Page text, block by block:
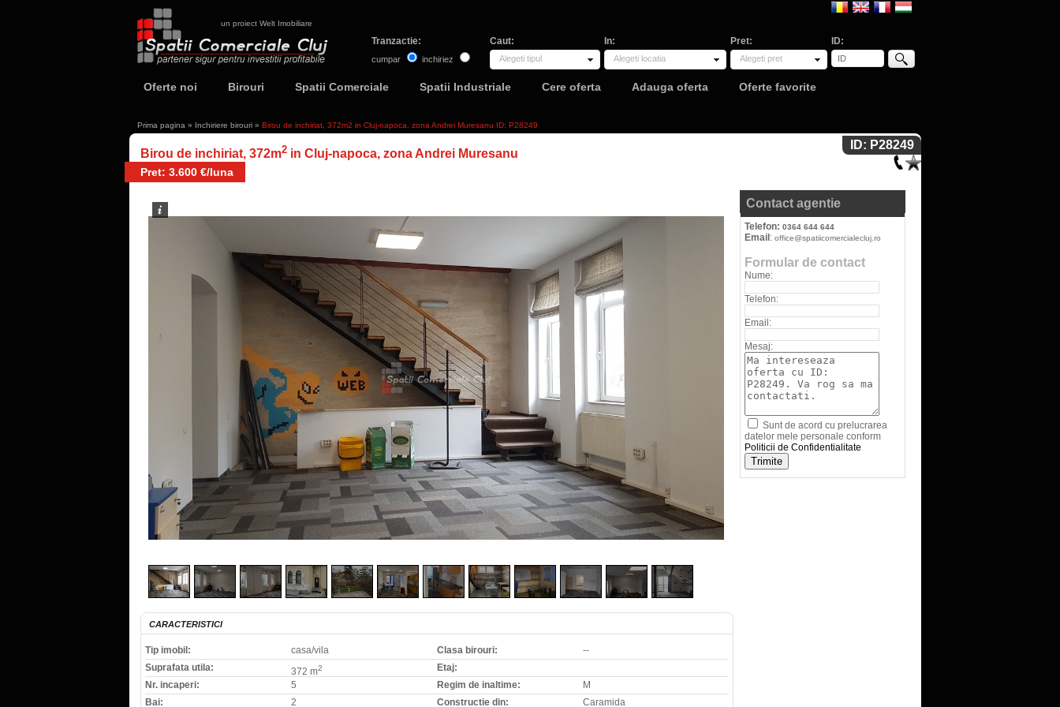
un proiect Welt Imobiliare
Tranzactie:
cumpar inchiriez
Caut:
Alegeti tipul
In:
Alegeti locatia
Pret:
Alegeti pret
ID:
Oferte noi Birouri Spatii Comerciale Spatii Industriale Cere oferta Adauga oferta Oferte favorite
Prima pagina » Inchiriere birouri » Birou de inchiriat, 372m2 in Cluj-napoca, zona Andrei Muresanu ID: P28249
Birou de inchiriat, 372m2 in Cluj-napoca, zona Andrei Muresanu
Pret: 3.600 €/luna
ID: P28249
CARACTERISTICI
Tip imobil:
casa/vila
Suprafata utila:
372 m2
Nr. incaperi:
5
Bai:
2
Clasa birouri:
--
Etaj:
Regim de inaltime:
M
Constructie din:
Caramida
Contact agentie
Telefon: 0364 644 644
Email : office@spatiicomercialecluj.ro
Formular de contact
Nume:
Telefon:
Email:
Mesaj:
Sunt de acord cu prelucrarea
datelor mele personale conform
Politicii de Confidentialitate